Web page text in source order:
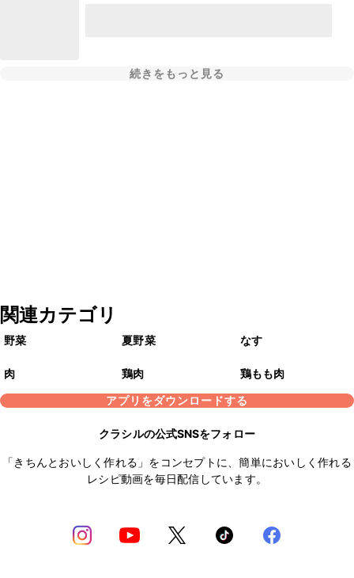
続きをもっと見る
関連カテゴリ
野菜 夏野菜 なす
肉 鶏肉
鶏もも肉
アプリをダウンロードする
クラシルの公式SNSをフォロー
「きちんとおいしく作れる」をコンセプトに、簡単においしく作れる
レシピ動画を毎日配信しています。